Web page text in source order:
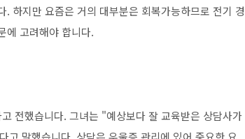
하지만 요즘은 거의 대부분은 회복가능하므로 전기 경
에 고려해야 합니다.
전했습니다. 그녀는 "예상보다 잘 교육받은 상담사가